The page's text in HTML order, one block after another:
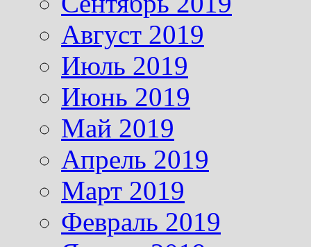
Август 2019
Июль 2019
Июнь 2019
Май 2019
Апрель 2019
Март 2019
Февраль 2019